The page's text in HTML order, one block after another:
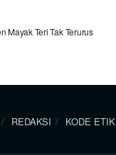
Mayak Teri Tak Terurus
REDAKSI KODE ETIK